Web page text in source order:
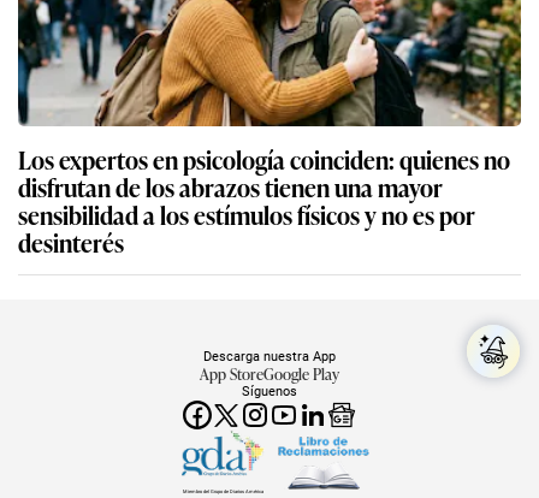
Los expertos en psicología coinciden: quienes no
disfrutan de los abrazos tienen una mayor
sensibilidad a los estímulos físicos y no es por
desinterés
Síguenos
Descarga nuestra App
App StoreGoogle Play
Miembro del Grupo de Diarios América